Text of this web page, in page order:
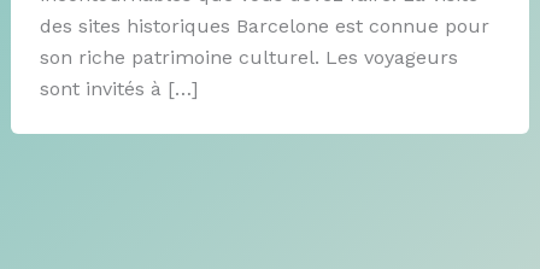
des sites historiques Barcelone est connue pour
son riche patrimoine culturel. Les voyageurs
sont invités à […]